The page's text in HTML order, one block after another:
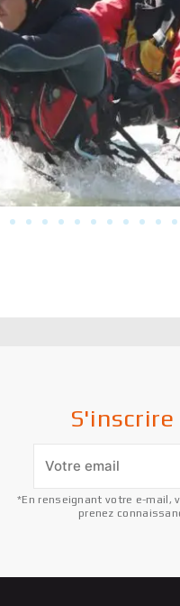
*En renseignant votre e-mail,
prenez